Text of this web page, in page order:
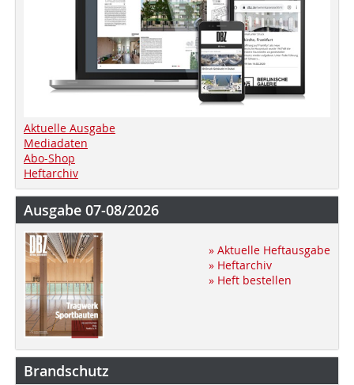
Aktuelle Ausgabe
Mediadaten
Abo-Shop
Heftarchiv
Ausgabe 07-08/2026
» Aktuelle Heftausgabe
» Heftarchiv
» Heft bestellen
Brandschutz